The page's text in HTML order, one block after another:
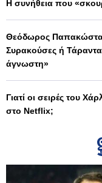
Η συνήθεια που
Θεόδωρος
Συρακούσες ή
άγνωστη»
Γιατί οι σειρές του
στο Netflix;